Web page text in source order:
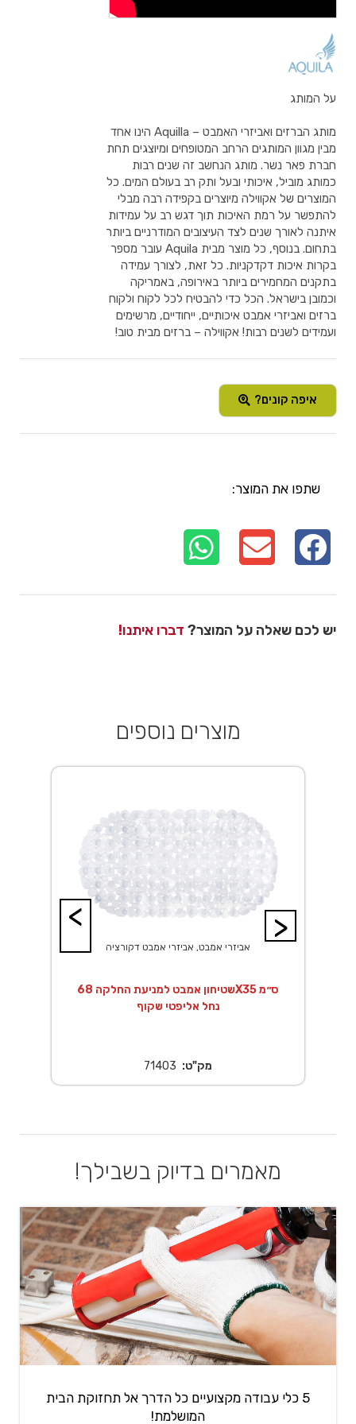
על המותג
מותג הברזים ואביזרי האמבט – Aquilla הינו אחד
מבין מגוון המותגים הרחב המטופחים ומיוצגים תחת
חברת פאר נשר. מותג הנחשב זה שנים רבות
כמותג מוביל, איכותי ובעל ותק רב בעולם המים. כל
המוצרים של אקווילה מיוצרים בקפידה רבה מבלי
להתפשר על רמת האיכות תוך דגש רב על עמידות
איתנה לאורך שנים לצד העיצובים המודרניים ביותר
בתחום. בנוסף, כל מוצר מבית Aquila עובר מספר
בקרות איכות דקדקניות. כל זאת, לצורך עמידה
בתקנים המחמירים ביותר באירופה, באמריקה
וכמובן בישראל. הכל כדי להבטיח לכל לקוח ולקוח
ברזים ואביזרי אמבט איכותיים, ייחודיים, מרשימים
ועמידים לשנים רבות! אקווילה – ברזים מבית טוב!
איפה קונים?
שתפו את המוצר:
יש לכם שאלה על המוצר? דברו איתנו!
מוצרים נוספים
>
אביזרי אמבט, אביזרי אמבט דקורציה
שטיחון אמבט למניעת החלקה 68X35 ס״מ
נחל אליפטי שקוף
מק"ט: 71403
<
מאמרים בדיוק בשבילך!
5 כלי עבודה מקצועיים כל הדרך אל תחזוקת הבית
המושלמת!